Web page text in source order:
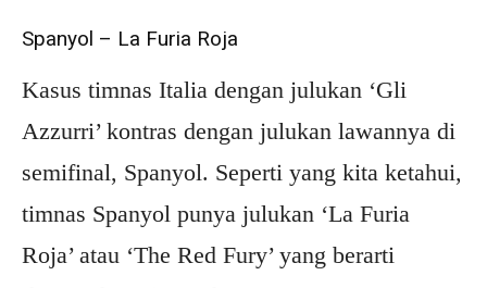
Spanyol – La Furia Roja
Kasus timnas Italia dengan julukan ‘Gli
Azzurri’ kontras dengan julukan lawannya di
semifinal, Spanyol. Seperti yang kita ketahui,
timnas Spanyol punya julukan ‘La Furia
Roja’ atau ‘The Red Fury’ yang berarti